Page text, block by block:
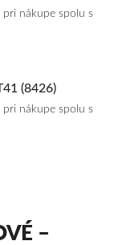
pri nákupe spolu s
(8426)
pri nákupe spolu s
–